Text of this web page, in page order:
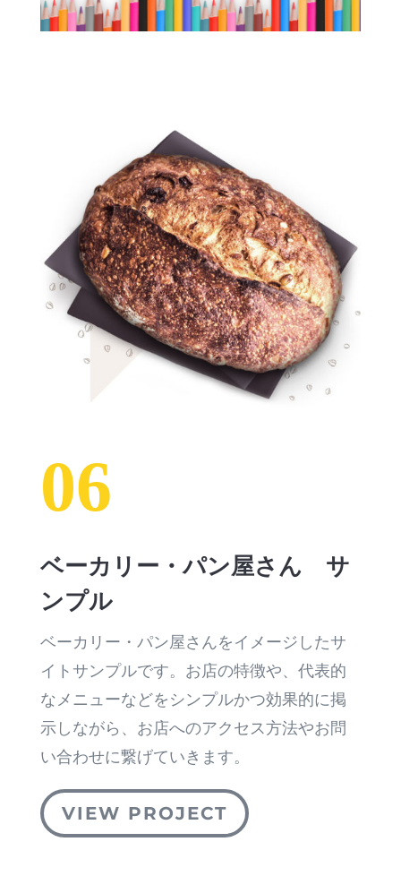
06
ベーカリー・パン屋さん サ
ンプル
ベーカリー・パン屋さんをイメージしたサ
イトサンプルです。お店の特徴や、代表的
なメニューなどをシンプルかつ効果的に掲
示しながら、お店へのアクセス方法やお問
い合わせに繋げていきます。
VIEW PROJECT